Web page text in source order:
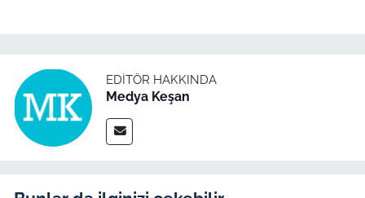
EDITÖR HAKKINDA
Medya Keşan
Gündem-Eğitim